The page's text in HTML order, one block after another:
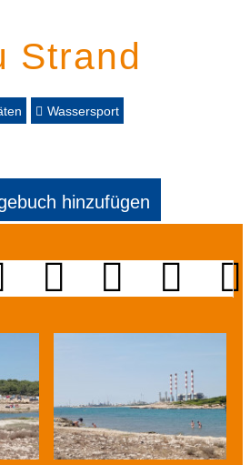
Strand
Wassersport
hinzufügen